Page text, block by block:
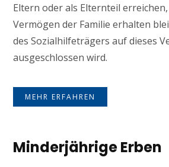
Eltern oder als Elternteil
Vermögen der Familie erhalten
des Sozialhilfeträgers auf dieses
ausgeschlossen wird.
MEHR ERFAHREN
Minderjährige Erben